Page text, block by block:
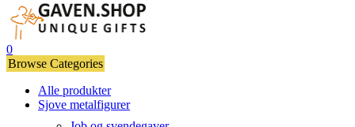
0
Browse Categories
Alle produkter
Sjove metalfigurer